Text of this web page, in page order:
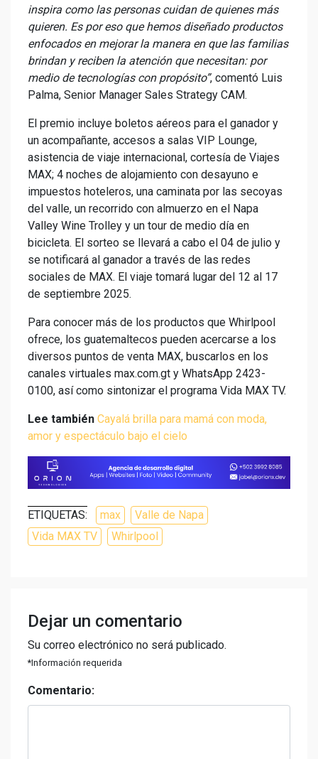
inspira como las personas cuidan de quienes más
quieren. Es por eso que hemos diseñado productos
enfocados en mejorar la manera en que las familias
brindan y reciben la atención que necesitan: por
medio de tecnologías con propósito”, comentó Luis
Palma, Senior Manager Sales Strategy CAM.
El premio incluye boletos aéreos para el ganador y
un acompañante, accesos a salas VIP Lounge,
asistencia de viaje internacional, cortesía de Viajes
MAX; 4 noches de alojamiento con desayuno e
impuestos hoteleros, una caminata por las secoyas
del valle, un recorrido con almuerzo en el Napa
Valley Wine Trolley y un tour de medio día en
bicicleta. El sorteo se llevará a cabo el 04 de julio y
se notificará al ganador a través de las redes
sociales de MAX. El viaje tomará lugar del 12 al 17
de septiembre 2025.
Para conocer más de los productos que Whirlpool
ofrece, los guatemaltecos pueden acercarse a los
diversos puntos de venta MAX, buscarlos en los
canales virtuales max.com.gt y WhatsApp 2423-
0100, así como sintonizar el programa Vida MAX TV.
Lee también Cayalá brilla para mamá con moda,
amor y espectáculo bajo el cielo
ETIQUETAS: max
Valle de Napa
Vida MAX TV
Whirlpool
Dejar un comentario
Su correo electrónico no será publicado.
*Información requerida
Comentario: